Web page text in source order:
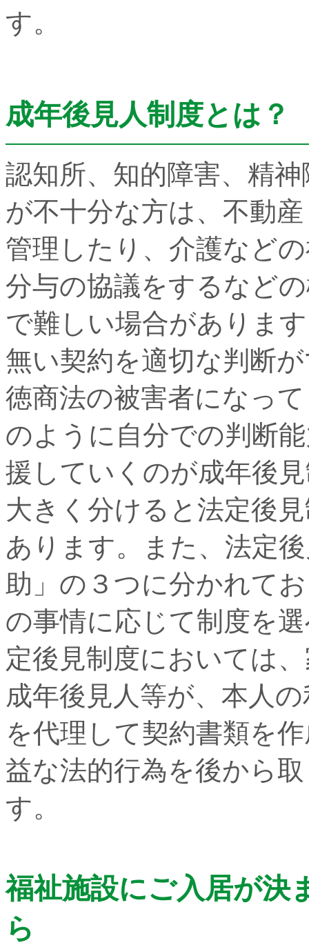
す。
成年後見人制度とは？
認知所、知的障害、精
が不十分な方は、不動
管理したり、介護など
分与の協議をするなど
で難しい場合がありま
無い契約を適切な判断
徳商法の被害者になっ
のように自分での判断
援していくのが成年後
大きく分けると法定後
あります。また、法定
助」の３つに分かれて
の事情に応じて制度を
定後見制度においては
成年後見人等が、本人
を代理して契約書類を
益な法的行為を後から
す。
福祉施設にご入居が決
ら